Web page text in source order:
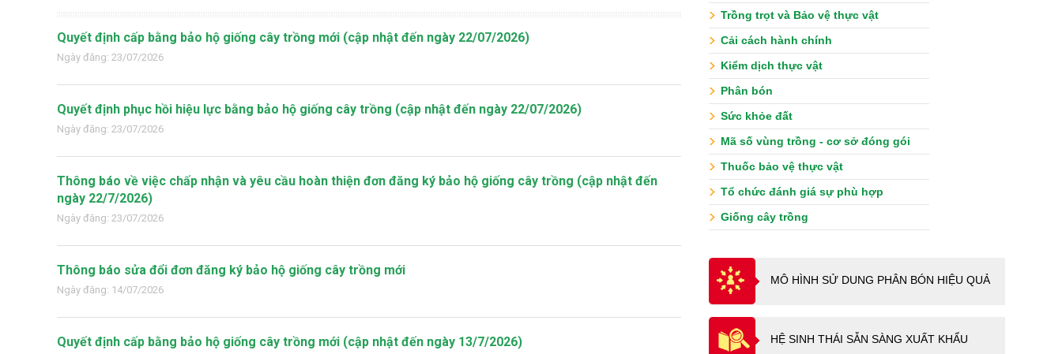
Quyết định cấp bằng bảo hộ giống cây trồng mới (cập nhật đến ngày 22/07/2026)
Ngày đăng: 23/07/2026
Quyết định phục hồi hiệu lực bằng bảo hộ giống cây trồng (cập nhật đến ngày 22/07/2026)
Ngày đăng: 23/07/2026
Thông báo về việc chấp nhận và yêu cầu hoàn thiện đơn đăng ký bảo hộ giống cây trồng (cập nhật đến
ngày 22/7/2026)
Ngày đăng: 23/07/2026
Thông báo sửa đổi đơn đăng ký bảo hộ giống cây trồng mới
Ngày đăng: 14/07/2026
Quyết định cấp bằng bảo hộ giống cây trồng mới (cập nhật đến ngày 13/7/2026)
Trồng trọt và Bảo vệ thực vật
Cải cách hành chính
Kiểm dịch thực vật
Phân bón
Sức khỏe đất
Mã số vùng trồng - cơ sở đóng gói
Thuốc bảo vệ thực vật
Tổ chức đánh giá sự phù hợp
Giống cây trồng
MÔ HÌNH SỬ DUNG PHÂN BÓN HIỆU QUẢ
HỆ SINH THÁI SẴN SÀNG XUẤT KHẨU